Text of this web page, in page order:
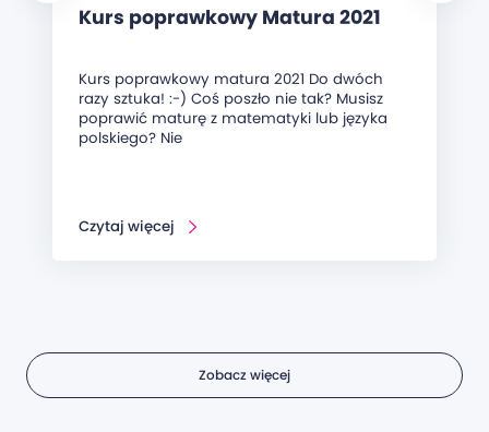
Kurs poprawkowy Matura 2021
Kurs poprawkowy matura 2021 Do dwóch
razy sztuka! :-) Coś poszło nie tak? Musisz
poprawić maturę z matematyki lub języka
polskiego? Nie
Czytaj więcej
Zobacz więcej